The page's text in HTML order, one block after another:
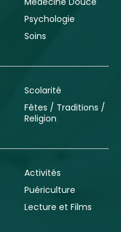
Psychologie
Soins
Scolarité
Fêtes / Traditions /
Religion
Activités
Puériculture
Lecture et Films